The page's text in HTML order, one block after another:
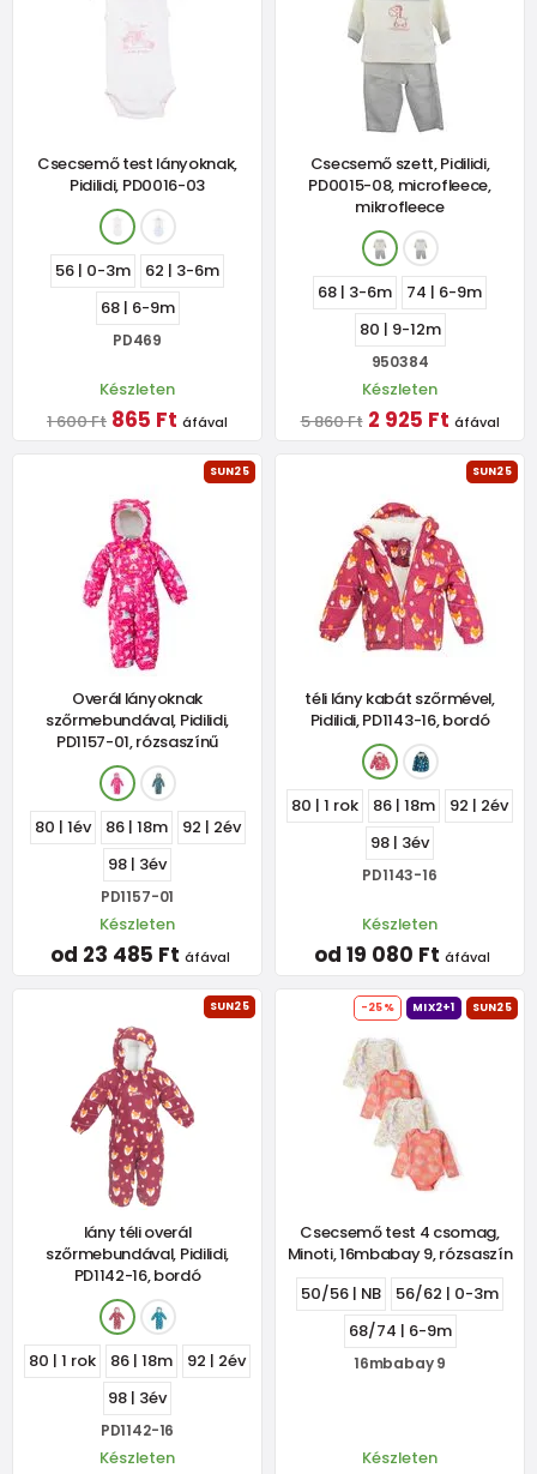
Csecsemő test lányoknak,
Pidilidi, PD0016-03
56 | 0-3m
62 | 3-6m
68 | 6-9m
PD469
Készleten
1 600 Ft 865 Ft áfával
Csecsemő szett, Pidilidi,
PD0015-08, microfleece,
mikrofleece
68 | 3-6m
74 | 6-9m
80 | 9-12m
950384
Készleten
5 860 Ft 2 925 Ft áfával
SUN25
Overál lányoknak
szőrmebundával, Pidilidi,
PD1157-01, rózsaszínű
80 | 1év 86 | 18m
92 | 2év
98 | 3év
PD1157-01
Készleten
od 23 485 Ft áfával
SUN25
téli lány kabát szőrmével,
Pidilidi, PD1143-16, bordó
80 | 1 rok 86 | 18m
92 | 2év
98 | 3év
PD1143-16
Készleten
od 19 080 Ft áfával
SUN25
lány téli overál
szőrmebundával, Pidilidi,
PD1142-16, bordó
80 | 1 rok 86 | 18m
92 | 2év
98 | 3év
PD1142-16
Készleten
-25% MIX2+1 SUN25
Csecsemő test 4 csomag,
Minoti, 16mbabay 9, rózsaszín
50/56 | NB
56/62 | 0-3m
68/74 | 6-9m
16mbabay 9
Készleten